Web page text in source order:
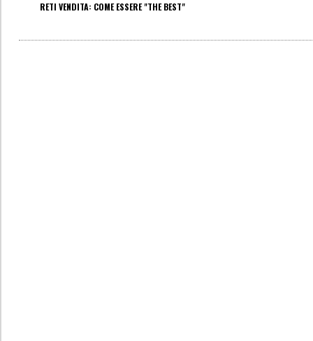
RETI VENDITA: COME ESSERE "THE BEST"